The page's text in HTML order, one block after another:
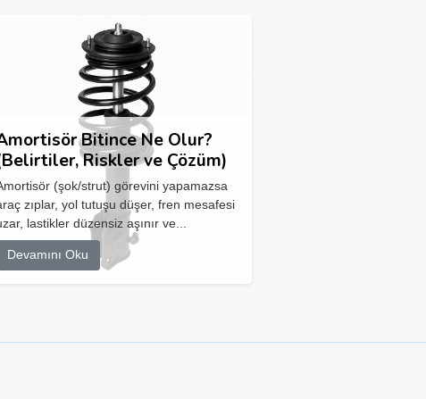
Bitince Ne Olur?
Riskler ve Çözüm)
(şok/strut) görevini yapamazsa
zıplar, yol tutuşu düşer, fren mesafesi
lastikler düzensiz aşınır ve...
Devamını Oku